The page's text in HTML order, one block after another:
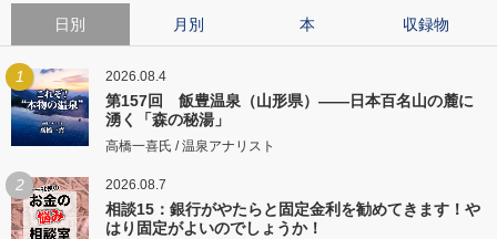
日別 月別 本 収録物
1 2026.08.4
第157回 飯豊温泉（山形県）――日本百名山の麓に
湧く「森の秘湯」
高橋一喜氏 / 温泉アナリスト
2 2026.08.7
相談15：銀行がやたらと固定金利を勧めてきます！や
はり固定がよいのでしょうか！